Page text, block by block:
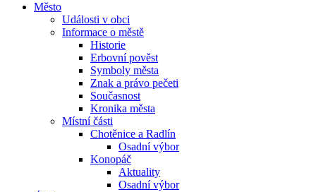
Město
Události v obci
Informace o městě
Historie
Erbovní pověst
Symboly města
Znak a právo pečeti
Současnost
Kronika města
Místní části
Chotěnice a Radlín
Osadní výbor
Konopáč
Aktuality
Osadní výbor